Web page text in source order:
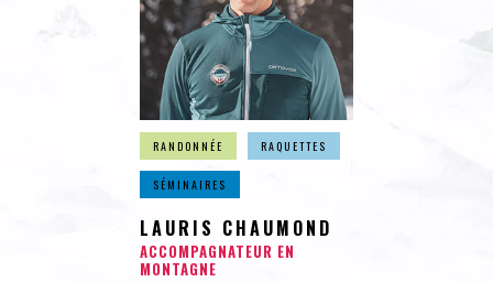
RANDONNÉE RAQUETTES
SÉMINAIRES
LAURIS CHAUMOND
ACCOMPAGNATEUR EN
MONTAGNE